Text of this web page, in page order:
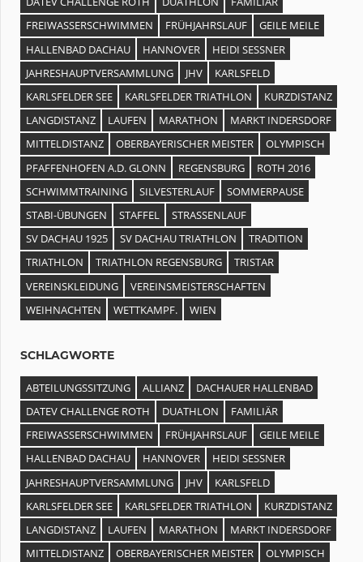
FREIWASSERSCHWIMMEN
FRÜHJAHRSLAUF
GEILE MEILE
HALLENBAD DACHAU
HANNOVER
HEIDI SESSNER
JAHRESHAUPTVERSAMMLUNG
JHV
KARLSFELD
KARLSFELDER SEE
KARLSFELDER TRIATHLON
KURZDISTANZ
LANGDISTANZ
LAUFEN MARATHON
MARKT INDERSDORF
MITTELDISTANZ
OBERBAYERISCHER MEISTER
OLYMPISCH
PFAFFENHOFEN A.D. GLONN
REGENSBURG
ROTH 2016
SCHWIMMTRAINING
SILVESTERLAUF
SOMMERPAUSE
STABI-ÜBUNGEN
STAFFEL
STRASSENLAUF
SV DACHAU 1925
SV DACHAU TRIATHLON
TRADITION
TRIATHLON
TRIATHLON REGENSBURG
TRISTAR
VEREINSKLEIDUNG
VEREINSMEISTERSCHAFTEN
WEIHNACHTEN
WETTKAMPF. WIEN
SCHLAGWORTE
ABTEILUNGSSITZUNG ALLIANZ
DACHAUER HALLENBAD
DATEV CHALLENGE ROTH
DUATHLON
FAMILIÄR
FREIWASSERSCHWIMMEN
FRÜHJAHRSLAUF
GEILE MEILE
HALLENBAD DACHAU
HANNOVER
HEIDI SESSNER
JAHRESHAUPTVERSAMMLUNG
JHV
KARLSFELD
KARLSFELDER SEE
KARLSFELDER TRIATHLON
KURZDISTANZ
LANGDISTANZ
LAUFEN MARATHON
MARKT INDERSDORF
MITTELDISTANZ
OBERBAYERISCHER MEISTER
OLYMPISCH